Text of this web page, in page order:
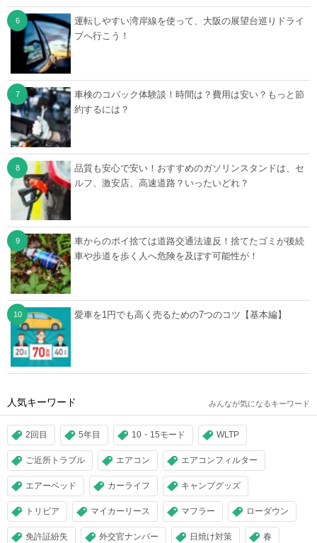
運転しやすい湾岸線を使って、大阪の展望台巡りドライ
ブへ行こう！
車検のコバック体験談！時間は？費用は安い？もっと節
約するには？
品質も安心で安い！おすすめのガソリンスタンドは、セ
ルフ、激安店、高速道路？いったいどれ？
車からのポイ捨ては道路交通法違反！捨てたゴミが後続
車や歩道を歩く人へ危険を及ぼす可能性が！
愛車を1円でも高く売るための7つのコツ【基本編】
人気キーワード みんなが気になるキーワード
2回目 5年目 10・15モード WLTP
ご近所トラブル エアコン エアコンフィルター
エアーベッド カーライフ キャンプグッズ
トリビア マイカーリース マフラー ローダウン
免許証紛失 外交官ナンバー 日焼け対策 春